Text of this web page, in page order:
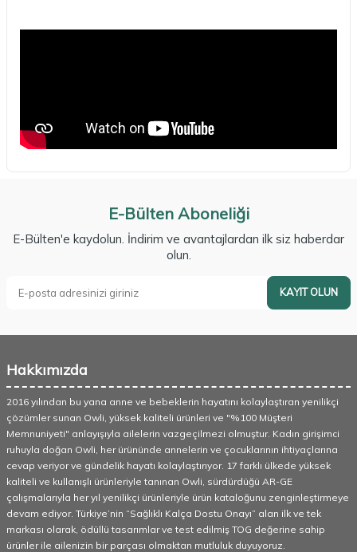
E-Bülten Aboneliği
E-Bülten'e kaydolun. İndirim ve avantajlardan ilk siz haberdar
olun.
KAYIT OLUN
Hakkımızda
2016 yılından bu yana anne ve bebeklerin hayatını kolaylaştıran yenilikçi
çözümler sunan Owli, yüksek kaliteli ürünleri ve "%100 Müşteri
Memnuniyeti" anlayışıyla ailelerin vazgeçilmezi olmuştur. Kadın girişimci
ruhuyla doğan Owli, her ürününde annelerin ve çocuklarının ihtiyaçlarına
cevap veriyor ve gündelik hayatı kolaylaştırıyor. 17 farklı ülkede yüksek
kaliteli ve kullanışlı ürünleriyle tanınan Owli, sürdürdüğü AR-GE
çalışmalarıyla her yıl yenilikçi ürünleriyle ürün kataloğunu zenginleştirmeye
devam ediyor. Türkiye’nin “Sağlıklı Kalça Dostu Onayı” alan ilk ve tek
markası olarak, ödüllü tasarımlar ve test edilmiş TOG değerine sahip
ürünler ile ailenizin bir parçası olmaktan mutluluk duyuyoruz.